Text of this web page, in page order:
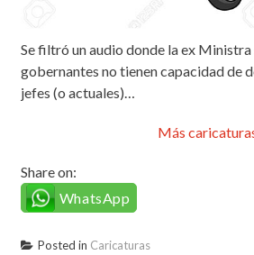
Se filtró un audio donde la ex
gobernantes no tienen capacidad de
jefes (o actuales)…
Más
Share on:
WhatsApp
Posted in Caricaturas